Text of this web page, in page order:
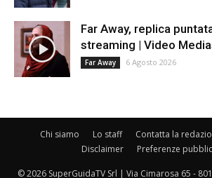
Far Away, replica
streaming | Video
Far Away 6 Agosto 2026
Chi siamo Lo staff Contatta la
Disclaimer
Preferenze
© 2026 SuperGuidaTV Srl | Via Cimarosa 65 -